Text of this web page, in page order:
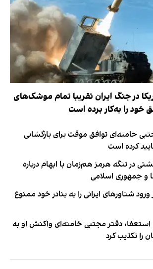
در جنگ ایران تقریبا تمام موشک‌های
خود را به‌کار برده است
خامنه‌ای توافق موقت برای بازگشایی
کرده است
در تنگه هرمز هم‌زمان با ابهام درباره
و جمهوری اسلامی
ورود شناورهای ایرانی را به بنادر خود ممنوع
دفتر مجتبی خامنه‌ای واکنش او به
را تکذیب کرد